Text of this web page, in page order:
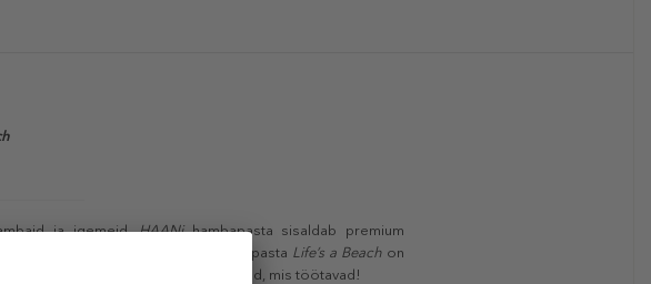
ja igemeid.HAANihambapasta sisaldab premium
ja säravamaks
hambapasta Life’s a Beachon
Puhtad ja looduslikud koostisosad, mis töötavad!